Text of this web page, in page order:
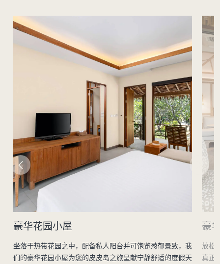
豪华花园小屋
坐落于热带花园之中，配备私人阳台并可饱览葱郁景致，我
们的豪华花园小屋为您的皮皮岛之旅呈献宁静舒适的度假天
豪
放松
真正